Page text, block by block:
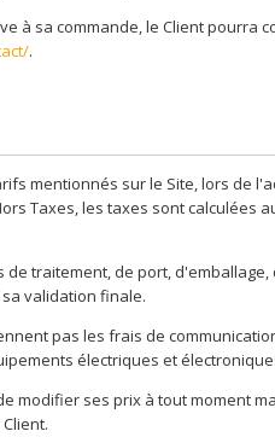
à sa commande, le Client pourra
.
mentionnés sur le Site, lors de
Taxes, les taxes sont
de traitement, de port,
validation finale.
pas les frais de
électriques et
modifier ses prix à tout moment